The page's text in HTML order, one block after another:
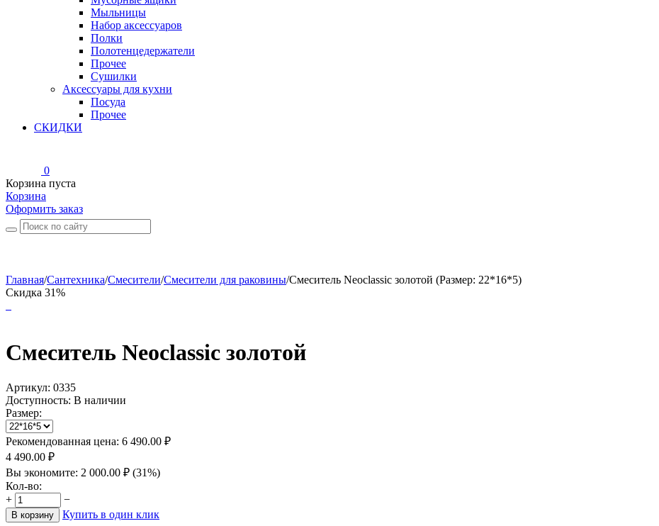
Мыльницы
Набор аксессуаров
Полки
Полотенцедержатели
Прочее
Сушилки
Аксессуары для кухни
Посуда
Прочее
СКИДКИ
0
Корзина пуста
Корзина
Оформить заказ
Главная/Сантехника/Смесители/Смесители для раковины/Смеситель Neoclassic золотой (Размер: 22*16*5)
Скидка 31%
Смеситель Neoclassic золотой
Артикул: 0335
Доступность: В наличии
Размер:
Рекомендованная цена: 6 490.00 ₽
4 490.00 ₽
Вы экономите: 2 000.00 ₽ (31%)
Кол-во:
+
−
В корзину Купить в один клик